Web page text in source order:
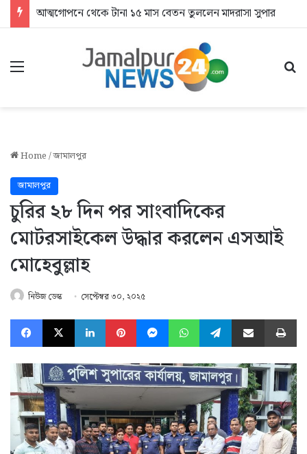
আত্মগোপনে থেকে টানা ১৫ মাস বেতন তুললেন মাদরাসা সুপার
Menu
Home/জামালপুর
জামালপুর
চুরির ২৮ দিন পর সাংবাদিকের
মোটরসাইকেল উদ্ধার করলেন এসআই
মোহেবুল্লাহ
নিউজ ডেস্ক সেপ্টেম্বর ৩০, ২০২৫
Facebook
X LinkedInPinterestMessengerWhatsAppTelegramShare via Email